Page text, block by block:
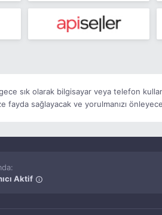
sık olarak bilgisayar veya telefon
fayda sağlayacak ve yorulmanızı
Aktif